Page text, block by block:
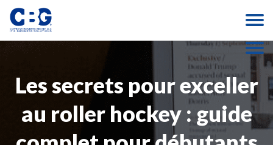
Les secrets pour exceller
au roller hockey : guide